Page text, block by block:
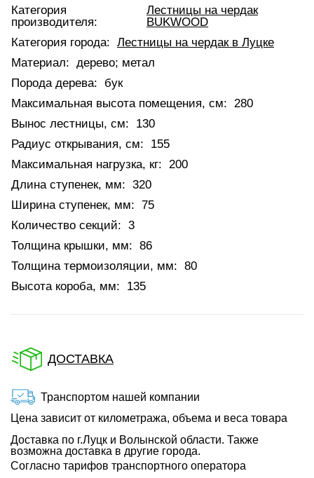
Категория
производителя:
Лестницы на чердак
BUKWOOD
Категория города: Лестницы на чердак в Луцке
Материал: дерево; метал
Порода дерева:
бук
Максимальная высота помещения, см: 280
Вынос лестницы, см:
130
Радиус открывания, см:
155
Максимальная нагрузка, кг: 200
Длина ступенек, мм: 320
Ширина ступенек, мм: 75
Количество секций: 3
Толщина крышки, мм: 86
Толщина термоизоляции, мм: 80
Высота короба, мм:
135
ДОСТАВКА
Транспортом нашей компании
Цена зависит от километража, объема и веса товара
Доставка по г.Луцк и Волынской области. Также
возможна доставка в другие города.
Согласно тарифов транспортного оператора